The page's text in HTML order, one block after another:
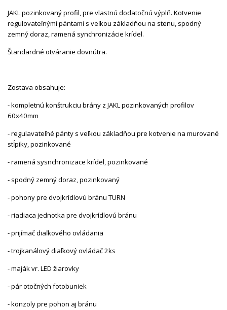
JAKL pozinkovaný profil, pre vlastnú dodatočnú výplň. Kotvenie
regulovateľnými pántami s veľkou základňou na stenu, spodný
zemný doraz, ramená synchronizácie krídel.
Štandardné otváranie dovnútra.
Zostava obsahuje:
- kompletnú konštrukciu brány z JAKL pozinkovaných profilov
60x40mm
- regulavateľné pánty s veľkou základňou pre kotvenie na murované
stĺpiky, pozinkované
- ramená sysnchronizace krídel, pozinkované
- spodný zemný doraz, pozinkovaný
- pohony pre dvojkrídlovú bránu TURN
- riadiaca jednotka pre dvojkrídlovú bránu
- prijímač diaľkového ovládania
- trojkanálový diaľkový ovládač 2ks
- maják vr. LED žiarovky
- pár otočných fotobuniek
- konzoly pre pohon aj bránu